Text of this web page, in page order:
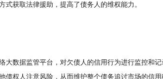
式获取法律援助，提高了债务人的维权能力。
数据监管平台，对欠债人的信用行为进行监控和
债权人注意风险，从而维护整个债务追讨市场的信用